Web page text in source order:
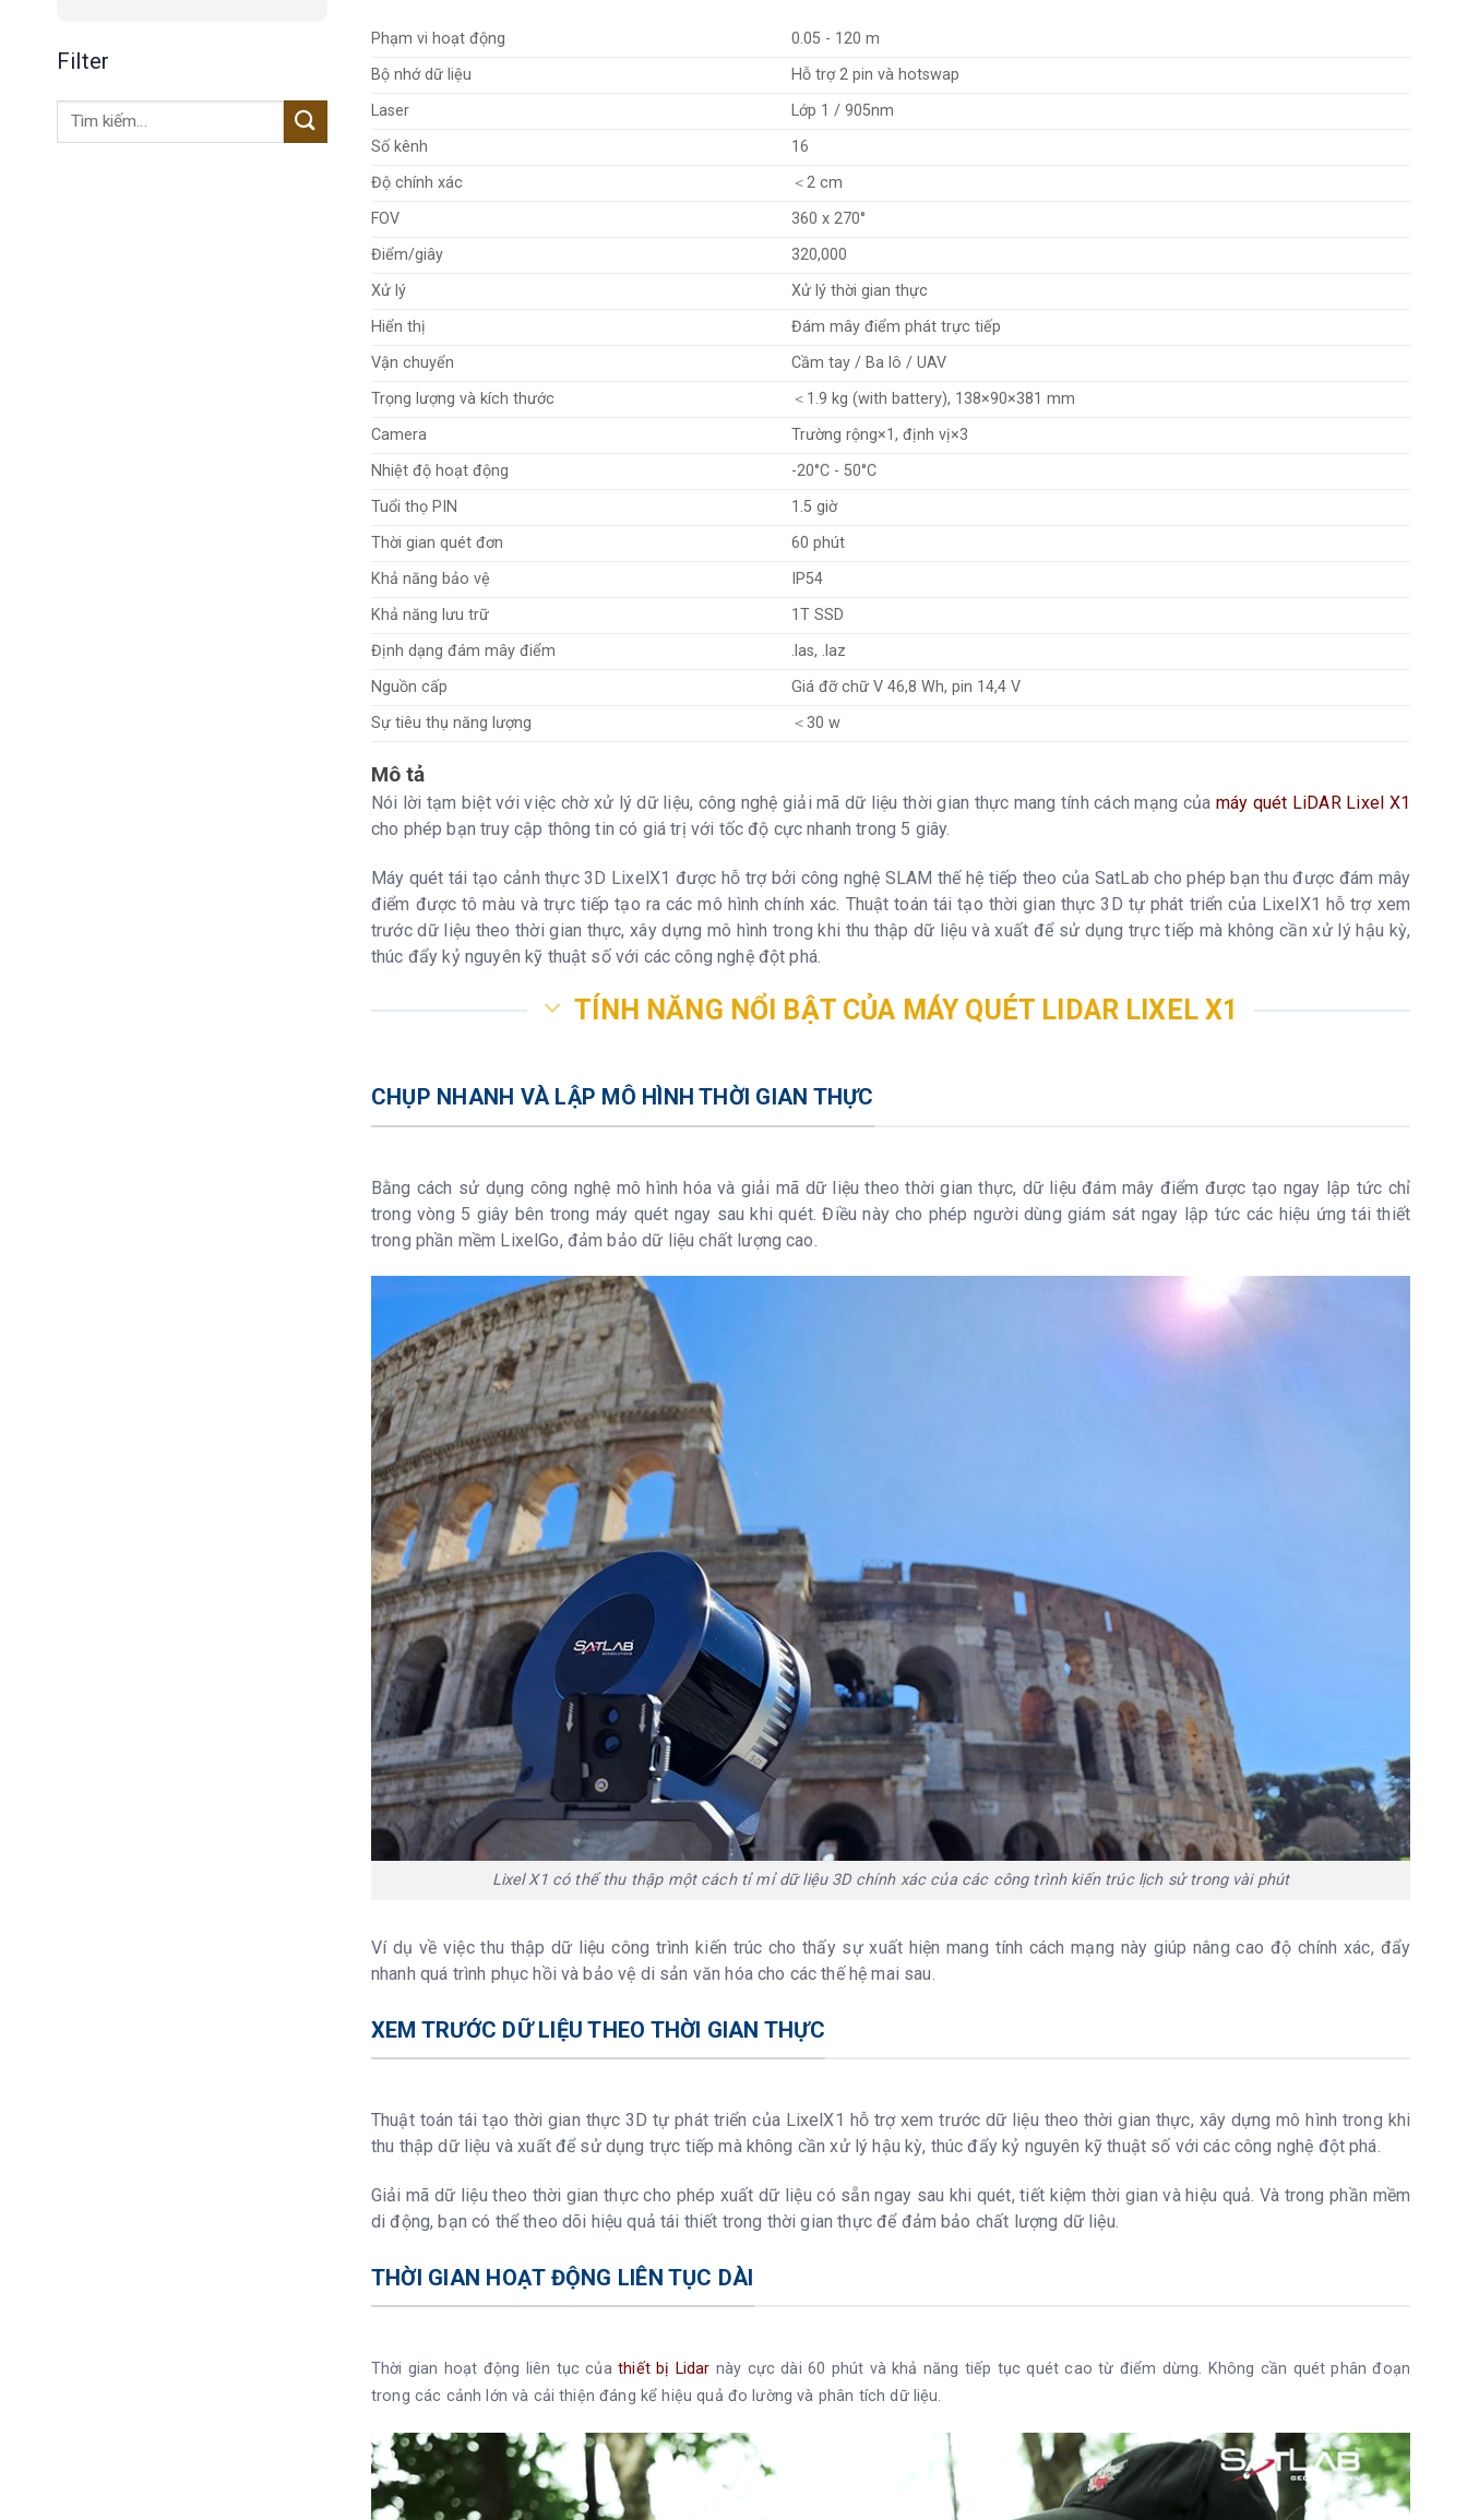
Filter
Tìm
Phạm vi hoạt động
0.05 - 120 m
Bộ nhớ dữ liệu
Hỗ trợ 2 pin và hotswap
Laser
Lớp 1 / 905nm
Số kênh
16
Độ chính xác
＜2 cm
FOV
360 x 270°
Điểm/giây
320,000
Xử lý
Xử lý thời gian thực
Hiển thị
Đám mây điểm phát trực tiếp
Vận chuyển
Cầm tay / Ba lô / UAV
Trọng lượng và kích thước
＜1.9 kg (with battery), 138×90×381 mm
Camera
Trường rộng×1, định vị×3
Nhiệt độ hoạt động
-20°C - 50°C
Tuổi thọ PIN
1.5 giờ
Thời gian quét đơn
60 phút
Khả năng bảo vệ
IP54
Khả năng lưu trữ
1T SSD
Định dạng đám mây điểm
.las, .laz
Nguồn cấp
Giá đỡ chữ V 46,8 Wh, pin 14,4 V
Sự tiêu thụ năng lượng
＜30 w
Mô tả
Nói lời tạm biệt với việc chờ xử lý dữ liệu, công nghệ giải mã dữ liệu thời gian thực mang tính cách mạng của máy quét LiDAR Lixel X1
cho phép bạn truy cập thông tin có giá trị với tốc độ cực nhanh trong 5 giây.
Máy quét tái tạo cảnh thực 3D LixelX1 được hỗ trợ bởi công nghệ SLAM thế hệ tiếp theo của SatLab cho phép bạn thu được đám mây
điểm được tô màu và trực tiếp tạo ra các mô hình chính xác. Thuật toán tái tạo thời gian thực 3D tự phát triển của LixelX1 hỗ trợ xem
trước dữ liệu theo thời gian thực, xây dựng mô hình trong khi thu thập dữ liệu và xuất để sử dụng trực tiếp mà không cần xử lý hậu kỳ,
thúc đẩy kỷ nguyên kỹ thuật số với các công nghệ đột phá.
TÍNH NĂNG NỔI BẬT CỦA MÁY QUÉT LIDAR LIXEL X1
CHỤP NHANH VÀ LẬP MÔ HÌNH THỜI GIAN THỰC
Bằng cách sử dụng công nghệ mô hình hóa và giải mã dữ liệu theo thời gian thực, dữ liệu đám mây điểm được tạo ngay lập tức chỉ
trong vòng 5 giây bên trong máy quét ngay sau khi quét. Điều này cho phép người dùng giám sát ngay lập tức các hiệu ứng tái thiết
trong phần mềm LixelGo, đảm bảo dữ liệu chất lượng cao.
Lixel X1 có thể thu thập một cách tỉ mỉ dữ liệu 3D chính xác của các công trình kiến ​​trúc lịch sử trong vài phút
Ví dụ về việc thu thập dữ liệu công trình kiến trúc cho thấy sự xuất hiện mang tính cách mạng này giúp nâng cao độ chính xác, đẩy
nhanh quá trình phục hồi và bảo vệ di sản văn hóa cho các thế hệ mai sau.
XEM TRƯỚC DỮ LIỆU THEO THỜI GIAN THỰC
Thuật toán tái tạo thời gian thực 3D tự phát triển của LixelX1 hỗ trợ xem trước dữ liệu theo thời gian thực, xây dựng mô hình trong khi
thu thập dữ liệu và xuất để sử dụng trực tiếp mà không cần xử lý hậu kỳ, thúc đẩy kỷ nguyên kỹ thuật số với các công nghệ đột phá.
Giải mã dữ liệu theo thời gian thực cho phép xuất dữ liệu có sẵn ngay sau khi quét, tiết kiệm thời gian và hiệu quả. Và trong phần mềm
di động, bạn có thể theo dõi hiệu quả tái thiết trong thời gian thực để đảm bảo chất lượng dữ liệu.
THỜI GIAN HOẠT ĐỘNG LIÊN TỤC DÀI
Thời gian hoạt động liên tục củathiết bị Lidar này cực dài 60 phút và khả năng tiếp tục quét cao từ điểm dừng. Không cần quét phân đoạn
trong các cảnh lớn và cải thiện đáng kể hiệu quả đo lường và phân tích dữ liệu.